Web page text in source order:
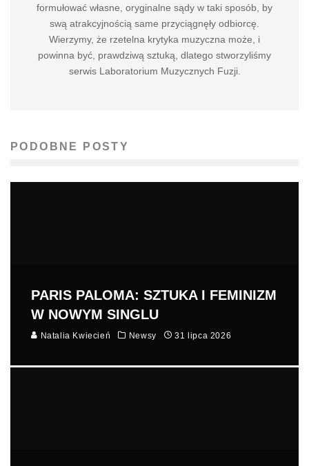
formułować własne, oryginalne sądy w taki sposób, by
swą atrakcyjnością same przyciągnęły odbiorcę.
Wierzymy, że rzetelna krytyka muzyczna może, i
powinna być, prawdziwą sztuką, dlatego stworzyliśmy
serwis Laboratorium Muzycznych Fuzji.
PODOBNE POSTY
PARIS PALOMA: SZTUKA I FEMINIZM
W NOWYM SINGLU
Natalia Kwiecień Newsy 31 lipca 2026